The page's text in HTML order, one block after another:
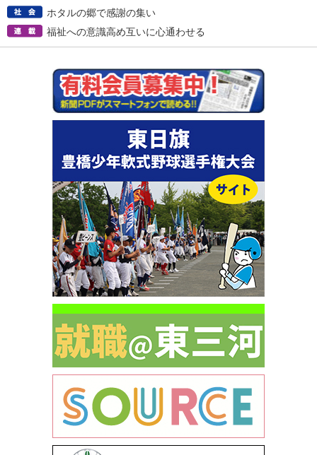
ホタルの郷で感謝の集い
福祉への意識高め互いに心通わせる